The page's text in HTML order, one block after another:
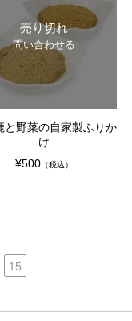
売り切れ
問い合わせる
と野菜の自家製ふりか
け
¥500（税込）
15